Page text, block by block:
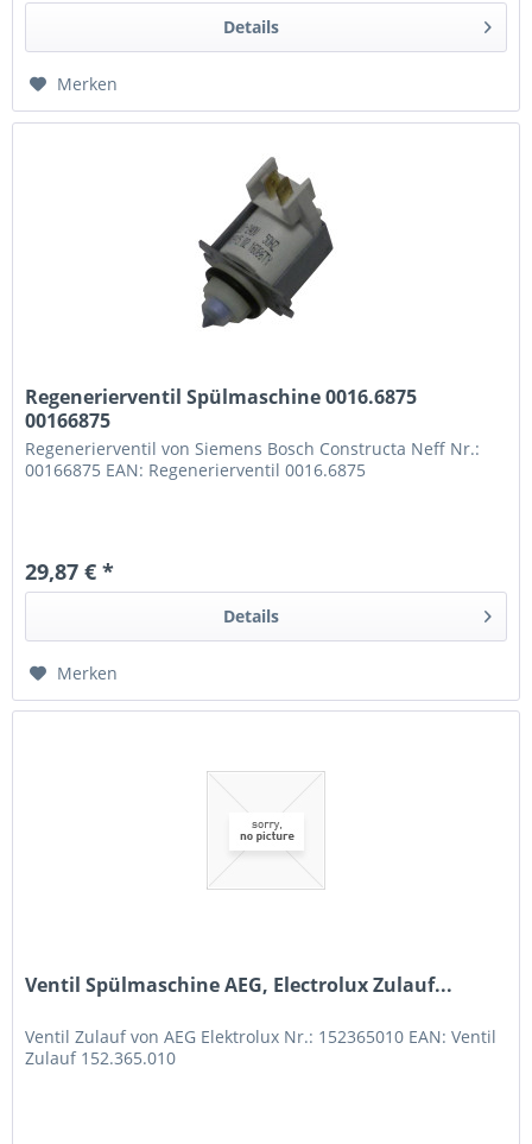
Details
Merken
Regenerierventil Spülmaschine 0016.6875
00166875
Regenerierventil von Siemens Bosch Constructa Neff Nr.:
00166875 EAN: Regenerierventil 0016.6875
29,87 € *
Details
Merken
Ventil Spülmaschine AEG, Electrolux Zulauf...
Ventil Zulauf von AEG Elektrolux Nr.: 152365010 EAN: Ventil
Zulauf 152.365.010